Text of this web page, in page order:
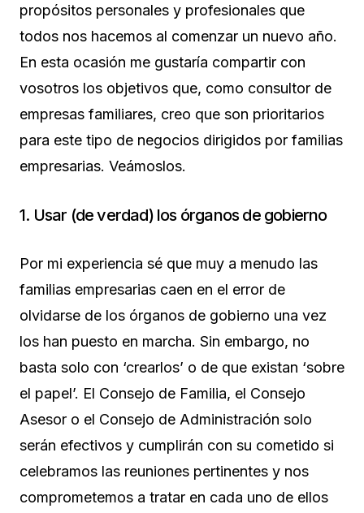
propósitos personales y profesionales que
todos nos hacemos al comenzar un nuevo año.
En esta ocasión me gustaría compartir con
vosotros los objetivos que, como consultor de
empresas familiares, creo que son prioritarios
para este tipo de negocios dirigidos por familias
empresarias. Veámoslos.
1. Usar (de verdad) los órganos de gobierno
Por mi experiencia sé que muy a menudo las
familias empresarias caen en el error de
olvidarse de los órganos de gobierno una vez
los han puesto en marcha. Sin embargo, no
basta solo con ‘crearlos’ o de que existan ‘sobre
el papel’. El Consejo de Familia, el Consejo
Asesor o el Consejo de Administración solo
serán efectivos y cumplirán con su cometido si
celebramos las reuniones pertinentes y nos
comprometemos a tratar en cada uno de ellos